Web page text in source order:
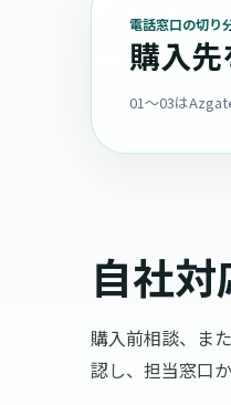
電話窓口の切り
購入先
01〜03は
自社
購入前相談、ま
認し、担当窓口